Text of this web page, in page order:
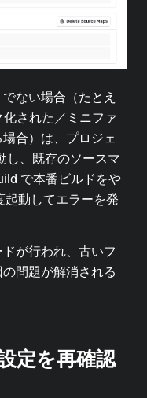
ない場合（たとえ
された／ミニファ
合）は、プロジェ
し、既存のソースマ
で本番ビルドをや
起動してエラーを発
が行われ、古いフ
問題が解消される
定を再確認